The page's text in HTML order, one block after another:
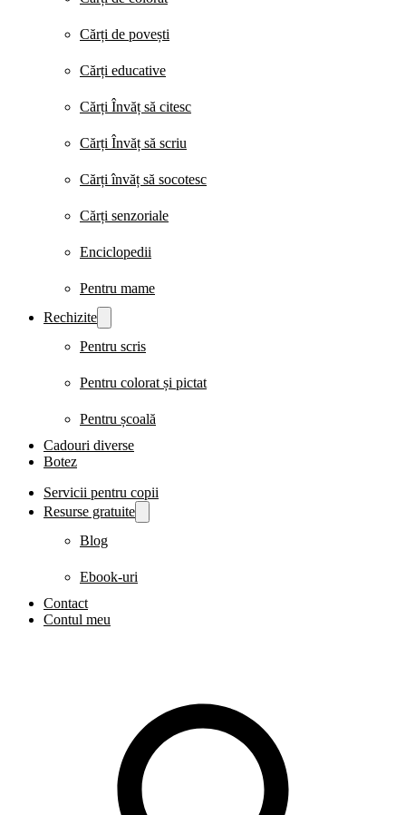
Cărți de povești
Cărți educative
Cărți Învăț să citesc
Cărți Învăț să scriu
Cărți învăț să socotesc
Cărți senzoriale
Enciclopedii
Pentru mame
Rechizite
Pentru scris
Pentru colorat și pictat
Pentru școală
Cadouri diverse
Botez
Servicii pentru copii
Resurse gratuite
Blog
Ebook-uri
Contact
Contul meu